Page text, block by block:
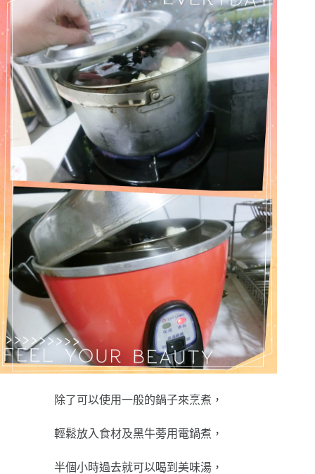
除了可以使用一般的鍋子來烹煮，
輕鬆放入食材及黑牛蒡用電鍋煮，
半個小時過去就可以喝到美味湯，